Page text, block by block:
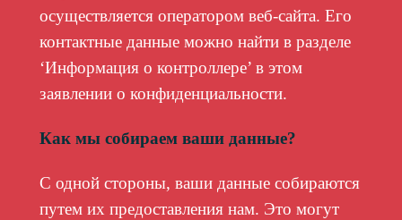
осуществляется оператором веб-сайта. Его
контактные данные можно найти в разделе
‘Информация о контроллере’ в этом
заявлении о конфиденциальности.
Как мы собираем ваши данные?
С одной стороны, ваши данные собираются
путем их предоставления нам. Это могут